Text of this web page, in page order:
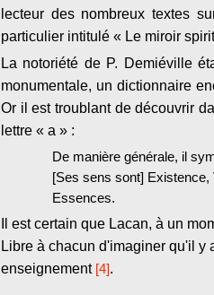
lecteur des nombreux textes
particulier intitulé « Le miroir
La notoriété de P. Demiéville
monumentale, un dictionnaire
Or il est troublant de découvrir
lettre « a » :
De manière générale, il
[Ses sens sont]
Essences.
Il est certain que Lacan, à un
Libre à chacun d'imaginer qu'il y
enseignement[4].